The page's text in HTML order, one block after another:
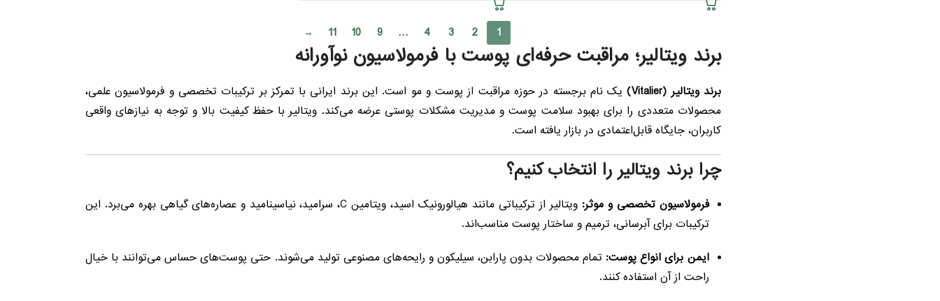
1
2
3
4
…
9
10
11
→
برند ویتالیر؛ مراقبت حرفه‌ای پوست با فرمولاسیون نوآورانه
برند ویتالیر (Vitalier)
یک نام برجسته در حوزه مراقبت از پوست و مو است. این برند ایرانی با تمرکز بر ترکیبات تخصصی و فرمولاسیون علمی،
محصولات متعددی را برای بهبود سلامت پوست و مدیریت مشکلات پوستی عرضه می‌کند. ویتالیر با حفظ کیفیت بالا و توجه به نیازهای واقعی
کاربران، جایگاه قابل‌اعتمادی در بازار یافته است.
چرا برند ویتالیر را انتخاب کنیم؟
فرمولاسیون تخصصی و موثر:
ویتالیر از ترکیباتی مانند هیالورونیک اسید، ویتامین C، سرامید، نیاسینامید و عصاره‌های گیاهی بهره می‌برد. این
ترکیبات برای آبرسانی، ترمیم و ساختار پوست مناسب‌اند.
ایمن برای انواع پوست: تمام محصولات بدون پارابن، سیلیکون و رایحه‌های مصنوعی تولید می‌شوند. حتی پوست‌های حساس می‌توانند با خیال
راحت از آن استفاده کنند.